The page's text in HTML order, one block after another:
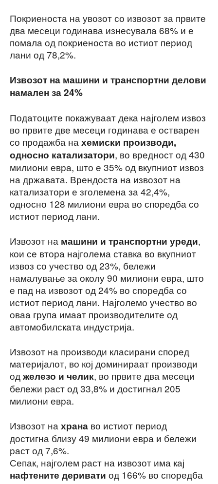
Покриеноста на увозот со извозот за првите
два месеци годинава изнесувала 68% и е
помала од покриеноста во истиот период
лани од 78,2%.
Извозот на машини и транспортни делови
намаленза 24%
Податоците покажуваат дека најголем извоз
во првите две месеци годинава е остварен
со продажба на хемиски производи,
односно катализатори, во вредност од 430
милиони евра, што е 35% од вкупниот извоз
на државата. Врендоста на извозот на
катализатори е зголемена за 42,4%,
односно 128 милиони евра во споредба со
истиот период лани.
Извозот на машини и транспортни уреди,
кои се втора најголема ставка во вкупниот
извоз со учество од 23%, бележи
намалување за околу 90 милиони евра, што
е пад на извозот од 24% во споредба со
истиот период лани. Најголемо учество во
оваа група имаат производителите од
автомобилската индустрија.
Извозот на производи класирани според
материјалот, во кој доминираат производи
оджелезо и челик, во првите два месеци
бележи раст од 33,8% и достигнал 205
милиони евра.
Извозот на храна во истиот период
достигна близу 49 милиони евра и бележи
раст од 7,6%.
Сепак, најголем раст на извозот има кај
нафтените деривати од 166% во споредба